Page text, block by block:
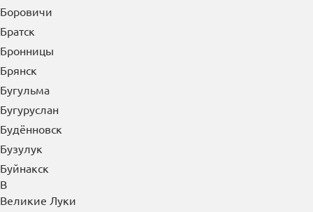
Боровичи
Братск
Бронницы
Брянск
Бугульма
Бугуруслан
Будённовск
Бузулук
Буйнакск
В
Великие Луки